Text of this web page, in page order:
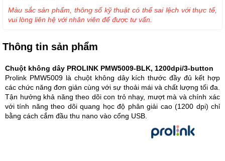
Thông tin sản phẩm
Chuột không dây PROLINK PMW5009-BLK, 1200dpi/3-button
Prolink PMW5009 là chuột không dây kích thước đầy đủ kết hợp
các chức năng đơn giản cùng với sự thoải mái và chất lượng tối đa.
Tận hưởng khả năng theo dõi con trỏ nhạy, mượt mà và chính xác
với tính năng theo dõi quang học độ phân giải cao (1200 dpi) chỉ
bằng cách cắm đầu thu nano vào cổng USB.
Màu sắc sản phẩm, thông số kỹ thuật có thể sai lệch với thực tế,
vui lòng liên hệ với nhân viên để được tư vấn.